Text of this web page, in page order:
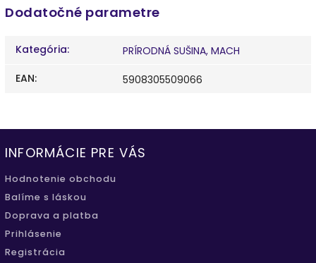
Dodatočné parametre
Kategória:
PRÍRODNÁ SUŠINA, MACH
EAN: 5908305509066
INFORMÁCIE PRE VÁS
Hodnotenie obchodu
Balíme s láskou
Doprava a platba
Prihlásenie
Registrácia